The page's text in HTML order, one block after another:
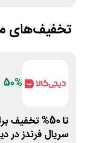
تخفیف‌های
50%
تا 50% تخفیف
سریال فرندز در